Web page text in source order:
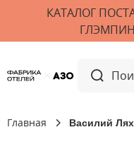
КАТАЛОГ
Главная Василий